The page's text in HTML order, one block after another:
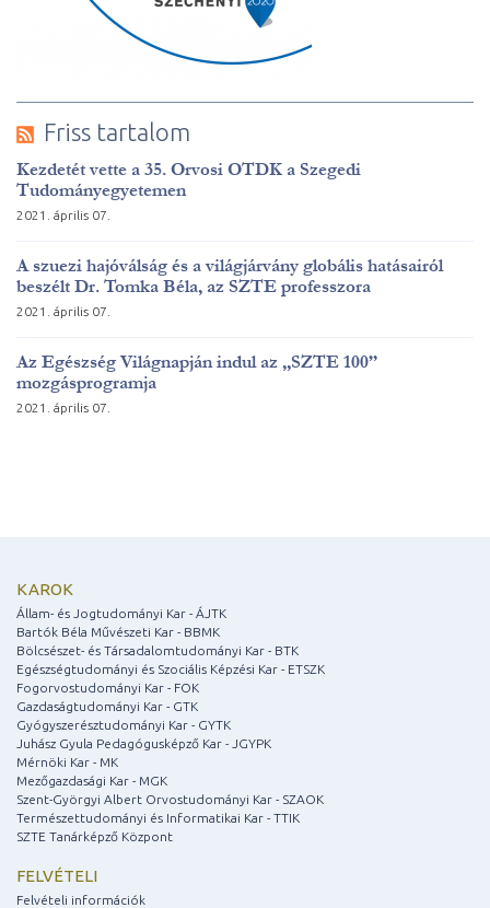
Friss tartalom
Kezdetét vette a 35. Orvosi OTDK a Szegedi
Tudományegyetemen
2021. április 07.
A szuezi hajóválság és a világjárvány globális hatásairól
beszélt Dr. Tomka Béla, az SZTE professzora
2021. április 07.
Az Egészség Világnapján indul az „SZTE 100”
mozgásprogramja
2021. április 07.
KAROK
Állam- és Jogtudományi Kar - ÁJTK
Bartók Béla Művészeti Kar - BBMK
Bölcsészet- és Társadalomtudományi Kar - BTK
Egészségtudományi és Szociális Képzési Kar - ETSZK
Fogorvostudományi Kar - FOK
Gazdaságtudományi Kar - GTK
Gyógyszerésztudományi Kar - GYTK
Juhász Gyula Pedagógusképző Kar - JGYPK
Mérnöki Kar - MK
Mezőgazdasági Kar - MGK
Szent-Györgyi Albert Orvostudományi Kar - SZAOK
Természettudományi és Informatikai Kar - TTIK
SZTE Tanárképző Központ
FELVÉTELI
Felvételi információk